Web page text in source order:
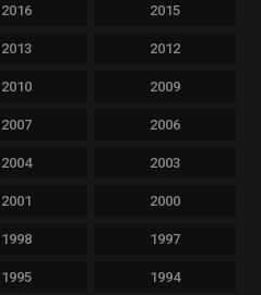
2016 2015
2013 2012
2010 2009
2007 2006
2004 2003
2001 2000
1998 1997
1995 1994